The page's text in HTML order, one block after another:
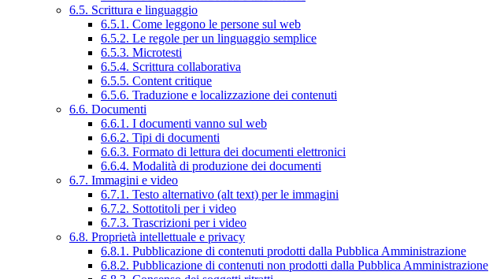
6.5. Scrittura e linguaggio
6.5.1. Come leggono le persone sul web
6.5.2. Le regole per un linguaggio semplice
6.5.3. Microtesti
6.5.4. Scrittura collaborativa
6.5.5. Content critique
6.5.6. Traduzione e localizzazione dei contenuti
6.6. Documenti
6.6.1. I documenti vanno sul web
6.6.2. Tipi di documenti
6.6.3. Formato di lettura dei documenti elettronici
6.6.4. Modalità di produzione dei documenti
6.7. Immagini e video
6.7.1. Testo alternativo (alt text) per le immagini
6.7.2. Sottotitoli per i video
6.7.3. Trascrizioni per i video
6.8. Proprietà intellettuale e privacy
6.8.1. Pubblicazione di contenuti prodotti dalla Pubblica Amministrazione
6.8.2. Pubblicazione di contenuti non prodotti dalla Pubblica Amministrazione